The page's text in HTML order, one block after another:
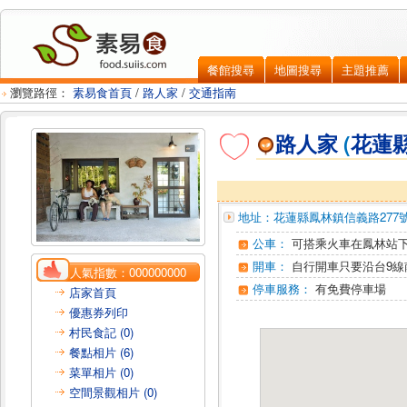
餐館搜尋 地圖搜尋
主題推薦
瀏覽路徑： 素易食首頁 / 路人家 / 交通指南
人氣指數：000000000
店家首頁
優惠券列印
村民食記 (0)
餐點相片 (6)
菜單相片 (0)
空間景觀相片 (0)
路人家 (花蓮
地址： 花蓮縣鳳林鎮信義路277
公車： 可搭乘火車在鳳林站
開車： 自行開車只要沿台9
停車服務： 有免費停車場